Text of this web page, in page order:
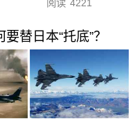
阅读 4221
替日本“托底”？